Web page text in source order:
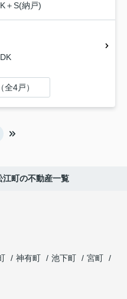
＋S(納戸)
4戸）
江町の不動産一覧
神有町 池下町
宮町